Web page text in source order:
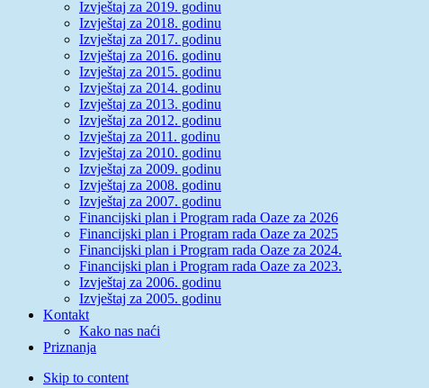
Izvještaj za 2019. godinu
Izvještaj za 2018. godinu
Izvještaj za 2017. godinu
Izvještaj za 2016. godinu
Izvještaj za 2015. godinu
Izvještaj za 2014. godinu
Izvještaj za 2013. godinu
Izvještaj za 2012. godinu
Izvještaj za 2011. godinu
Izvještaj za 2010. godinu
Izvještaj za 2009. godinu
Izvještaj za 2008. godinu
Izvještaj za 2007. godinu
Financijski plan i Program rada Oaze za 2026
Financijski plan i Program rada Oaze za 2025
Financijski plan i Program rada Oaze za 2024.
Financijski plan i Program rada Oaze za 2023.
Izvještaj za 2006. godinu
Izvještaj za 2005. godinu
Kontakt
Kako nas naći
Priznanja
Skip to content